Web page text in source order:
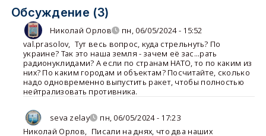
Обсуждение (3)
Николай Орлов
пн, 06/05/2024 - 15:52
val.prasolov, Тут весь вопрос, куда стрельнуть? По
украине? Так это наша земля - зачем её зас...рать
радионуклидами? А если по странам НАТО, то по каким из
них? По каким городам и объектам? Посчитайте, сколько
надо одновременно выпустить ракет, чтобы полностью
нейтрализовать противника.
seva zelay
пн, 06/05/2024 - 17:23
Николай Орлов, Писали на днях, что два наших